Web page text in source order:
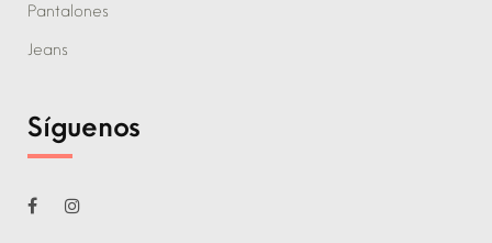
Pantalones
Jeans
Síguenos